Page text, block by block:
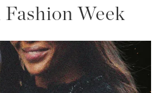
Fashion Week